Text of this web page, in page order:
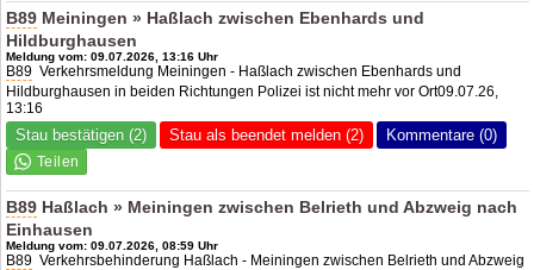
B89 Meiningen » Haßlach zwischen Ebenhards und
Hildburghausen
Meldung vom: 09.07.2026, 13:16 Uhr
B89 Verkehrsmeldung Meiningen - Haßlach zwischen Ebenhards und
Hildburghausen in beiden Richtungen Polizei ist nicht mehr vor Ort09.07.26,
13:16
Stau bestätigen (2) Stau als beendet melden (2) Kommentare (0)
B89 Haßlach » Meiningen zwischen Belrieth und Abzweig nach
Einhausen
Meldung vom: 09.07.2026, 08:59 Uhr
B89 Verkehrsbehinderung Haßlach - Meiningen zwischen Belrieth und Abzweig